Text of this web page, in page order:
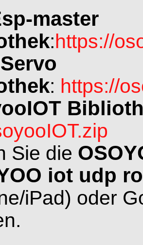
master
:https://
: https://
Sie die
iot udp
iPad) oder